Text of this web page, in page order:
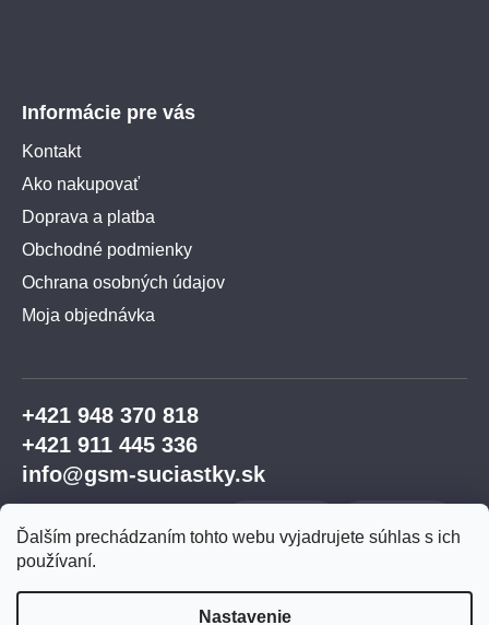
Ďalším prechádzaním tohto webu vyjadrujete súhlas s ich
používaní.
Nastavenie
Informácie pre vás
Kontakt
Ako nakupovať
Doprava a platba
Obchodné podmienky
Ochrana osobných údajov
Moja objednávka
+421 948 370 818
+421 911 445 336
info@gsm-suciastky.sk